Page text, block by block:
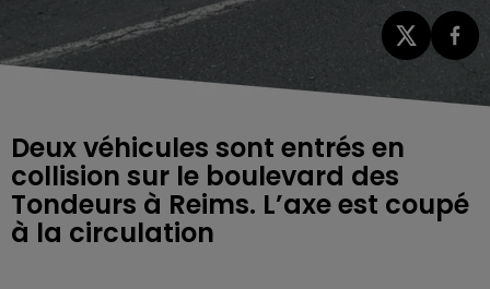
Deux véhicules sont entrés en
collision sur le boulevard des
Tondeurs à Reims. L’axe est coupé
à la circulation